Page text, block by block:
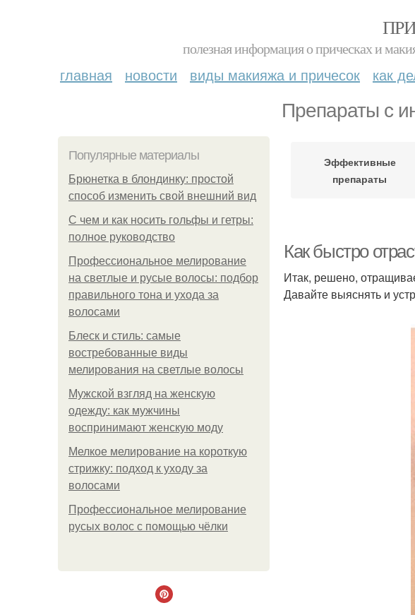
полезная информация о прическах и
главная новости виды макияжа и причесок как
Препараты с
Популярные материалы
Брюнетка в блондинку: простой
способ изменить свой внешний вид
С чем и как носить гольфы и гетры:
полное руководство
Профессиональное мелирование
на светлые и русые волосы: подбор
правильного тона и ухода за
волосами
Блеск и стиль: самые
востребованные виды
мелирования на светлые волосы
Мужской взгляд на женскую
одежду: как мужчины
воспринимают женскую моду
Мелкое мелирование на короткую
стрижку: подход к уходу за
волосами
Профессиональное мелирование
русых волос с помощью чёлки
Эффективные
препараты
Как быстро
Итак, решено,
Давайте выяснять и